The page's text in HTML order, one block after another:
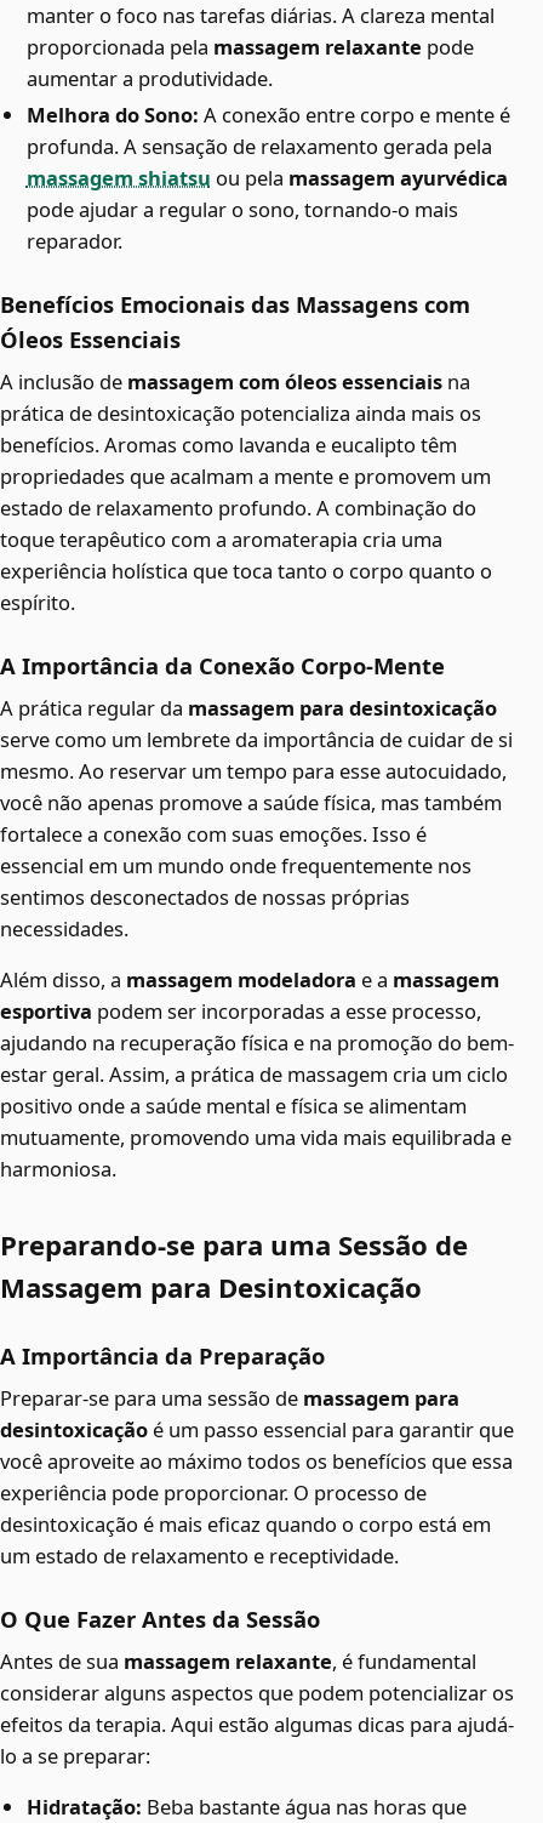
manter o foco nas tarefas diárias. A clareza mental
proporcionada pela massagem relaxante pode
aumentar a produtividade.
Melhora do Sono: A conexão entre corpo e mente é
profunda. A sensação de relaxamento gerada pela
massagem shiatsu ou pela massagem ayurvédica
pode ajudar a regular o sono, tornando-o mais
reparador.
Benefícios Emocionais das Massagens com
Óleos Essenciais
A inclusão de massagem com óleos essenciais na
prática de desintoxicação potencializa ainda mais os
benefícios. Aromas como lavanda e eucalipto têm
propriedades que acalmam a mente e promovem um
estado de relaxamento profundo. A combinação do
toque terapêutico com a aromaterapia cria uma
experiência holística que toca tanto o corpo quanto o
espírito.
A Importância da Conexão Corpo-Mente
A prática regular da massagem para desintoxicação
serve como um lembrete da importância de cuidar de si
mesmo. Ao reservar um tempo para esse autocuidado,
você não apenas promove a saúde física, mas também
fortalece a conexão com suas emoções. Isso é
essencial em um mundo onde frequentemente nos
sentimos desconectados de nossas próprias
necessidades.
Além disso, a massagem modeladora e a massagem
esportiva podem ser incorporadas a esse processo,
ajudando na recuperação física e na promoção do bem-
estar geral. Assim, a prática de massagem cria um ciclo
positivo onde a saúde mental e física se alimentam
mutuamente, promovendo uma vida mais equilibrada e
harmoniosa.
Preparando-se para uma Sessão de
Massagem para Desintoxicação
A Importância da Preparação
Preparar-se para uma sessão de massagem para
desintoxicação é um passo essencial para garantir que
você aproveite ao máximo todos os benefícios que essa
experiência pode proporcionar. O processo de
desintoxicação é mais eficaz quando o corpo está em
um estado de relaxamento e receptividade.
O Que Fazer Antes da Sessão
Antes de sua massagem relaxante, é fundamental
considerar alguns aspectos que podem potencializar os
efeitos da terapia. Aqui estão algumas dicas para ajudá-
lo a se preparar:
Hidratação: Beba bastante água nas horas que